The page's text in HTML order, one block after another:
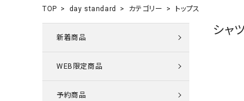
Tシ
TOP day standard カテゴリー トップス
新着商品
WEB限定商品
予約商品
シャ